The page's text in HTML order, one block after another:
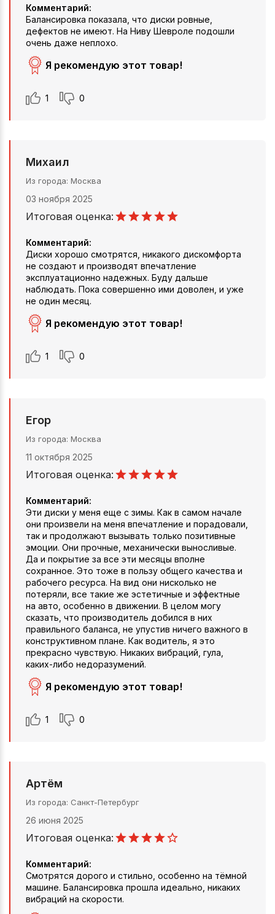
Комментарий:
Балансировка показала, что диски ровные,
дефектов не имеют. На Ниву Шевроле подошли
очень даже неплохо.
Я рекомендую этот товар!
1 0
Михаил
Из города Москва
03 ноября 2025
Итоговая оценка:
Комментарий:
Диски хорошо смотрятся, никакого дискомфорта
не создают и производят впечатление
эксплуатационно надежных. Буду дальше
наблюдать. Пока совершенно ими доволен, и уже
не один месяц.
Я рекомендую этот товар!
1 0
Егор
Из города Москва
11 октября 2025
Итоговая оценка:
Комментарий:
Эти диски у меня еще с зимы. Как в самом начале
они произвели на меня впечатление и порадовали,
так и продолжают вызывать только позитивные
эмоции. Они прочные, механически выносливые.
Да и покрытие за все эти месяцы вполне
сохранное. Это тоже в пользу общего качества и
рабочего ресурса. На вид они нисколько не
потеряли, все такие же эстетичные и эффектные
на авто, особенно в движении. В целом могу
сказать, что производитель добился в них
правильного баланса, не упустив ничего важного в
конструктивном плане. Как водитель, я это
прекрасно чувствую. Никаких вибраций, гула,
каких-либо недоразумений.
Я рекомендую этот товар!
1 0
Артём
Из города Санкт-Петербург
26 июня 2025
Итоговая оценка:
Комментарий:
Смотрятся дорого и стильно, особенно на тёмной
машине. Балансировка прошла идеально, никаких
вибраций на скорости.